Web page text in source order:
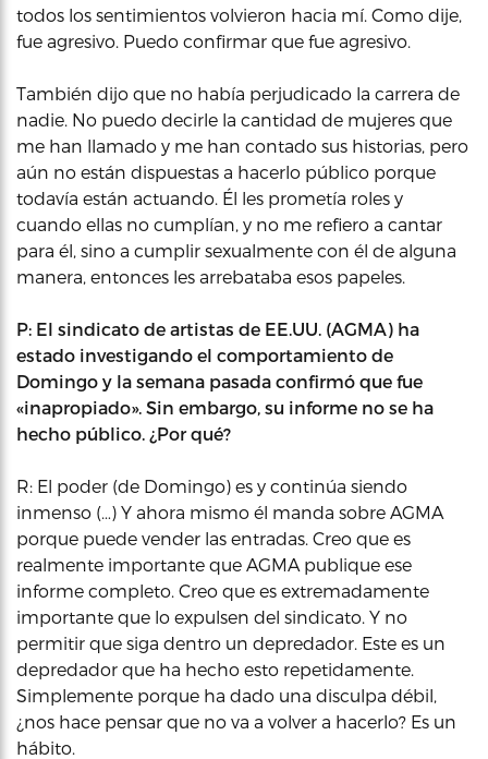
todos los sentimientos volvieron hacia mí. Como dije,
fue agresivo. Puedo confirmar que fue agresivo.
También dijo que no había perjudicado la carrera de
nadie. No puedo decirle la cantidad de mujeres que
me han llamado y me han contado sus historias, pero
aún no están dispuestas a hacerlo público porque
todavía están actuando. Él les prometía roles y
cuando ellas no cumplían, y no me refiero a cantar
para él, sino a cumplir sexualmente con él de alguna
manera, entonces les arrebataba esos papeles.
P: El sindicato de artistas de EE.UU. (AGMA) ha
estado investigando el comportamiento de
Domingo y la semana pasada confirmó que fue
«inapropiado». Sin embargo, su informe no se ha
hecho público. ¿Por qué?
R: El poder (de Domingo) es y continúa siendo
inmenso (…) Y ahora mismo él manda sobre AGMA
porque puede vender las entradas. Creo que es
realmente importante que AGMA publique ese
informe completo. Creo que es extremadamente
importante que lo expulsen del sindicato. Y no
permitir que siga dentro un depredador. Este es un
depredador que ha hecho esto repetidamente.
Simplemente porque ha dado una disculpa débil,
¿nos hace pensar que no va a volver a hacerlo? Es un
hábito.